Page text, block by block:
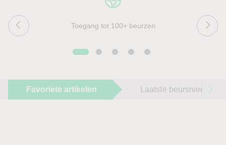
Toegang tot 100+ beurzen
Favoriete artikelen Laatste beursnieuws